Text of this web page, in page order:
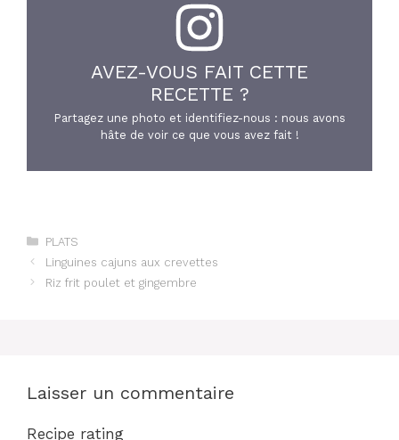
AVEZ-VOUS FAIT CETTE
RECETTE ?
Partagez une photo et identifiez-nous : nous avons
hâte de voir ce que vous avez fait !
Catégories
PLATS
Linguines cajuns aux crevettes
Riz frit poulet et gingembre
Laisser un commentaire
Recipe rating